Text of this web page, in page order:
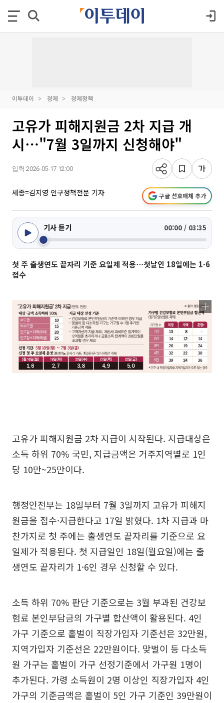
이투데이 경제 경제정책
고유가 피해지원금 2차 지급 개
시⋯"7월 3일까지 신청해야"
입력 2026-05-17 12:00
세종=김지영 인구정책전문 기자 구글 선호매체 추가
기사 듣기 00:00 / 03:35
첫 주 출생연도 끝자리 기준 요일제 적용⋯첫날인 18일에는 1·6
접수
고유가 피해지원금 2차 지급이 시작된다. 지급대상은
소득 하위 70% 국민, 지급금액은 거주지역별로 1인
당 10만~25만이다.
행정안전부는 18일부터 7월 3일까지 고유가 피해지
원금을 접수·지급한다고 17일 밝혔다. 1차 지급과 마
찬가지로 첫 주에는 출생연도 끝자리를 기준으로 요
일제가 적용된다. 첫 지급일인 18일(월요일)에는 출
생연도 끝자리가 1·6인 경우 신청할 수 있다.
소득 하위 70% 판단 기준으로는 3월 부과된 건강보
험료 본인부담금의 가구별 합산액이 활용된다. 4인
가구 기준으로 홑벌이 직장가입자 기준선은 32만원,
지역가입자 기준선은 22만원이다. 맞벌이 등 다소득
원 가구는 홑벌이 가구 선정기준에서 가구원 1명이
추가된다. 가령 소득원이 2명 이상인 직장가입자 4인
가구의 기준금액은 홑벌이 5인 가구 기준인 39만원이